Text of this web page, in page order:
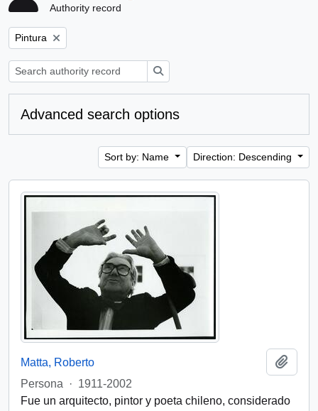
Authority record
Remove filter:
Pintura
Advanced search options
Sort by: Name Direction: Descending
Matta, Roberto
Persona
· 1911-2002
Fue un arquitecto, pintor y poeta chileno, considerado